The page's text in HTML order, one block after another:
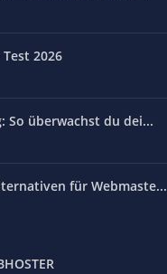
Test 2026
So überwachst du dei...
für Webmaste...